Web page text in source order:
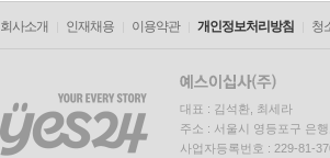
회사소개 인재채용 이용약관 개인정보처리방침 청
대표 : 김석환, 최세라
주소 : 서울시 영등포구 은
사업자등록번호 : 229-81-